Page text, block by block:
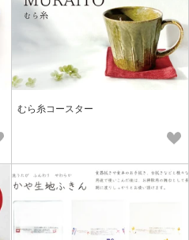
むら糸コースター